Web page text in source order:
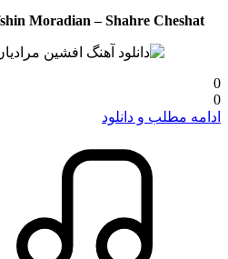
Moradian – Shahre Cheshat
0
0
ادامه مطلب و دانلود